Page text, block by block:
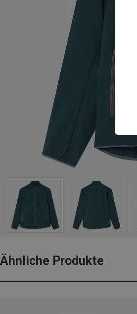
Ähnliche Produkte